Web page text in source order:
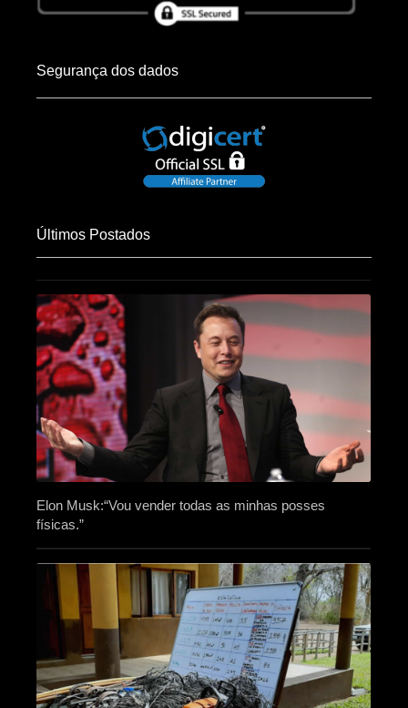
Segurança dos dados
Últimos Postados
Elon Musk:“Vou vender todas as minhas posses
físicas.”